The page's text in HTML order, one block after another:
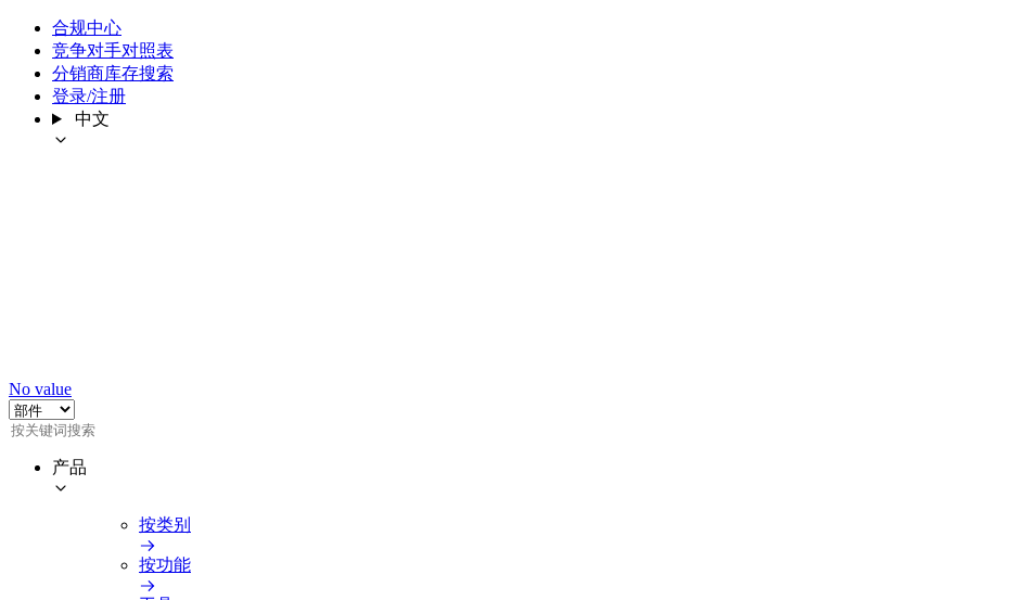
合规中心
竞争对手对照表
分销商库存搜索
登录/注册
中文
No value
产品
按类别
按功能